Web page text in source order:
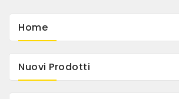
Home
Nuovi Prodotti